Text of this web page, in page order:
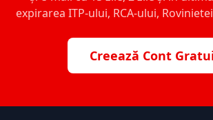
expirarea ITP-ului, RCA-ului,
Creează Cont